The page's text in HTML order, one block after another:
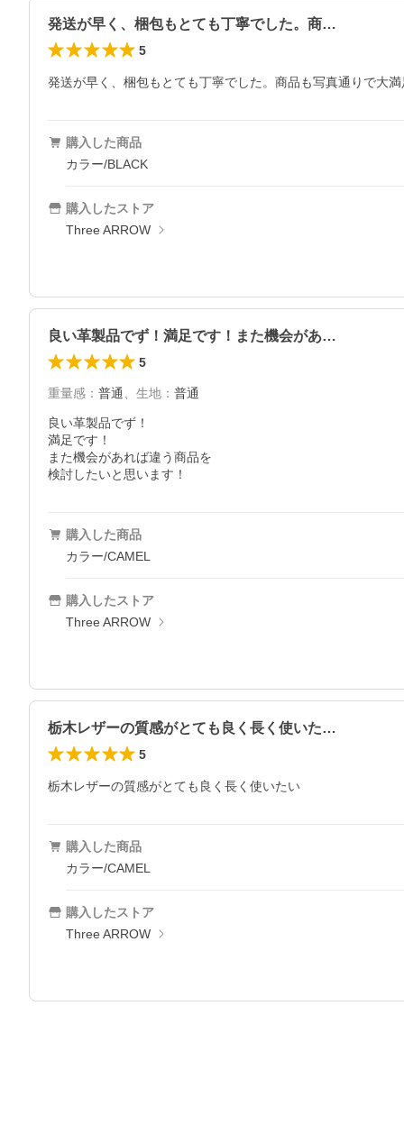
発送が早く、梱包もとても丁寧でした。商…
5
発送が早く、梱包もとても丁寧でした。商品も写真通りで大
購入した商品
カラー/BLACK
購入したストア
Three ARROW
良い革製品でず！満足です！また機会があ…
5
重量感 ： 普通 、 生地 ： 普通
良い革製品でず！
満足です！
また機会があれば違う商品を
検討したいと思います！
購入した商品
カラー/CAMEL
購入したストア
Three ARROW
栃木レザーの質感がとても良く長く使いた…
5
栃木レザーの質感がとても良く長く使いたい
購入した商品
カラー/CAMEL
購入したストア
Three ARROW